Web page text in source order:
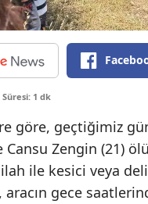
1 dk
göre, geçtiğimiz
Cansu Zengin (21)
ile kesici veya
aracın gece